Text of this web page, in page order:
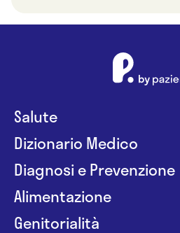
Salute
Dizionario Medico
Diagnosi e Prevenzione
Alimentazione
Genitorialità